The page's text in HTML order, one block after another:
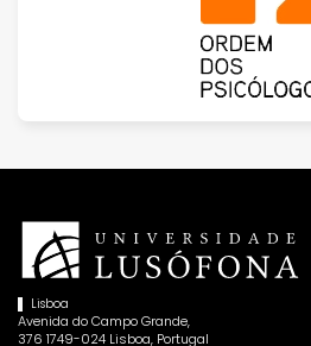
Lisboa
Avenida do Campo Grande,
376 1749-024 Lisboa, Portugal